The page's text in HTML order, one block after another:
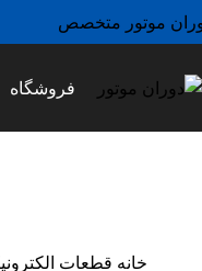
موتور متخصص
فروشگاه
خانه قطعات